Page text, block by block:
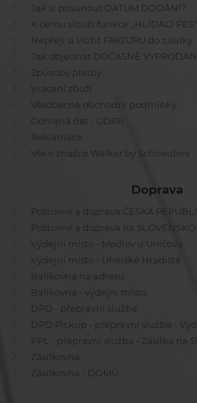
Jak si posunout DATUM DODÁNÍ?
K čemu slouží funkce ,,HLÍDACÍ PES"
Nepřeji si vložit FAKTURU do zásilky
Jak objednat DOČASNĚ
Způsoby platby
Vrácení zboží
Všeobecné obchodní podmínky
Ochrana dat - GDPR
Reklamace
Vše o značce Walker by Schneiders
Doprava
Poštovné a doprava ČESKÁ
Poštovné a doprava na SLOVENSKO
Výdejní místo - Medlov u Uničova
Výdejní místo - Uherské Hradiště
Balíkovna na adresu
Balíkovna - výdejní místo
DPD - přepravní služba
DPD Pickup - přepravní služba -
PPL - přepravní služba - Zásilka na
Zásilkovna
Zásilkovna - DOMŮ